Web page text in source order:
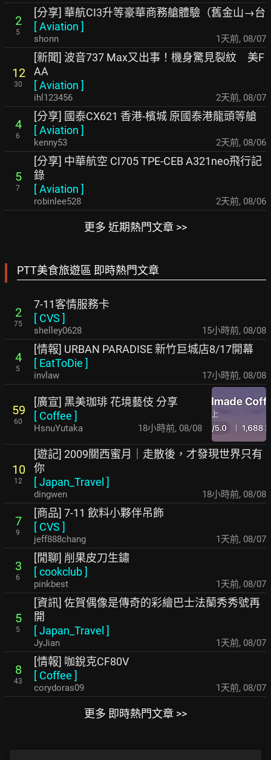
2
5
[分享] 華航CI3升等豪華商務艙體驗（舊金山→台
[Aviation ]
shonn 1天前, 08/07
12
30
[新聞] 波音737 Max又出事！機身驚見裂紋 美F
AA
[Aviation ]
ihl123456 2天前, 08/07
4
6
[分享] 國泰CX621 香港-檳城 原國泰港龍頭等艙
[Aviation ]
kenny53 2天前, 08/06
5
7
[分享] 中華航空 CI705 TPE-CEB A321neo飛行記
錄
[Aviation ]
robinlee528 2天前, 08/06
更多 近期熱門文章 >>
PTT美食旅遊區 即時熱門文章
2
75
7-11客情服務卡
[ CVS ]
shelley0628 15小時前, 08/08
4
5
[情報] URBAN PARADISE 新竹巨城店8/17開幕
[ EatToDie ]
invlaw 17小時前, 08/08
59
60
[廣宣] 黑美珈琲 花境藝伎 分享
[ Coffee ]
HsnuYutaka 18小時前, 08/08
10
12
[遊記] 2009關西蜜月｜走散後，才發現世界只有
你
[Japan_Travel ]
dingwen 18小時前, 08/08
7
9
[商品] 7-11 飲料小夥伴吊飾
[ CVS ]
jeff888chang 1天前, 08/07
3
6
[閒聊] 削果皮刀生鏽
[cookclub]
pinkbest 1天前, 08/07
5
5
[資訊] 佐賀偶像是傳奇的彩繪巴士法蘭秀秀號再
開
[Japan_Travel ]
JyJian 1天前, 08/07
8
43
[情報] 咖銳克CF80V
[ Coffee ]
corydoras09 1天前, 08/07
更多 即時熱門文章 >>